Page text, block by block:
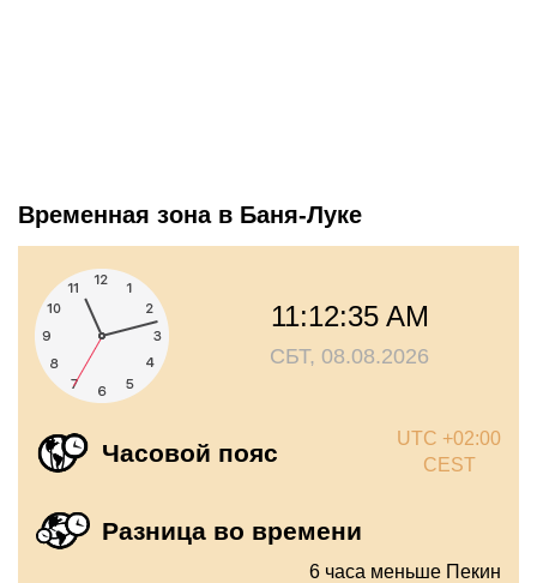
Временная зона в Баня-Луке
11:12:35 AM
СБТ, 08.08.2026
Часовой пояс
UTC +02:00
CEST
Разница во времени
6 часа меньше Пекин